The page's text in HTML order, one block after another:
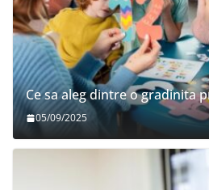
Ce sa aleg dintre o gradinita
05/09/2025